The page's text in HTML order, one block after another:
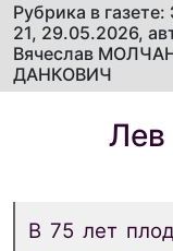
Рубрика в
21, 29.05.2026,
Вячеслав
ДАНКОВИЧ
Лев
В 75 лет